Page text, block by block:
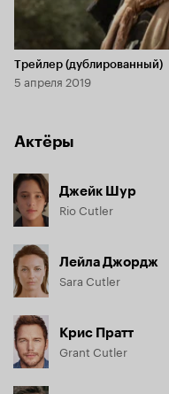
Длительность 2 мин
Трейлер (дублированный)
5 апреля 2019
Актёры
Джейк Шур
Rio Cutler
Лейла Джордж
Sara Cutler
Крис Пратт
Grant Cutler